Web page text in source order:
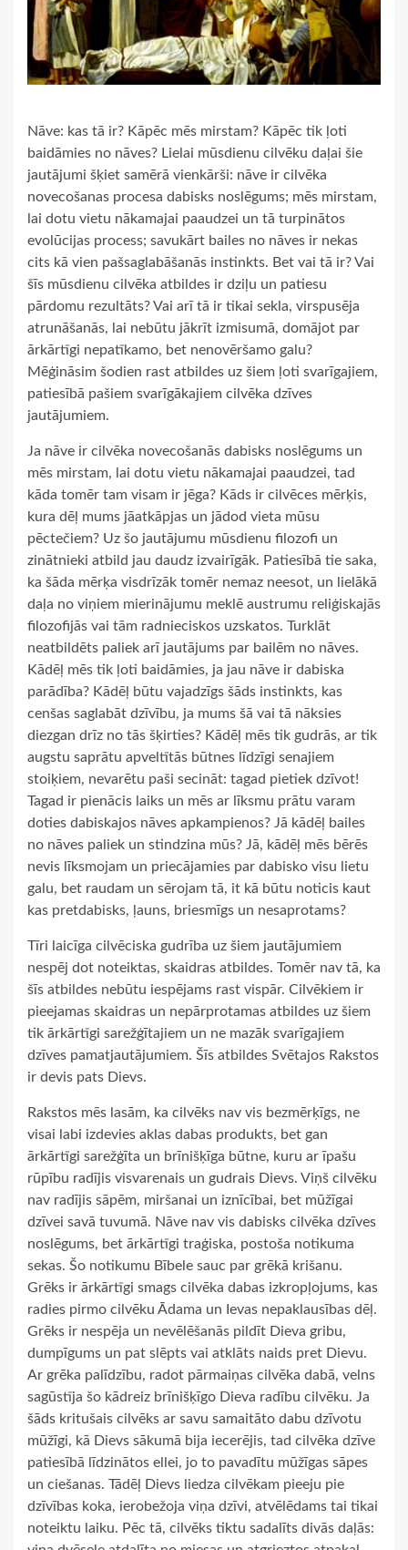
Nāve: kas tā ir? Kāpēc mēs mirstam? Kāpēc tik ļoti
baidāmies no nāves? Lielai mūsdienu cilvēku daļai šie
jautājumi šķiet samērā vienkārši: nāve ir cilvēka
novecošanas procesa dabisks noslēgums; mēs mirstam,
lai dotu vietu nākamajai paaudzei un tā turpinātos
evolūcijas process; savukārt bailes no nāves ir nekas
cits kā vien pašsaglabāšanās instinkts. Bet vai tā ir? Vai
šīs mūsdienu cilvēka atbildes ir dziļu un patiesu
pārdomu rezultāts? Vai arī tā ir tikai sekla, virspusēja
atrunāšanās, lai nebūtu jākrīt izmisumā, domājot par
ārkārtīgi nepatīkamo, bet nenovēršamo galu?
Mēģināsim šodien rast atbildes uz šiem ļoti svarīgajiem,
patiesībā pašiem svarīgākajiem cilvēka dzīves
jautājumiem.
Ja nāve ir cilvēka novecošanās dabisks noslēgums un
mēs mirstam, lai dotu vietu nākamajai paaudzei, tad
kāda tomēr tam visam ir jēga? Kāds ir cilvēces mērķis,
kura dēļ mums jāatkāpjas un jādod vieta mūsu
pēctečiem? Uz šo jautājumu mūsdienu filozofi un
zinātnieki atbild jau daudz izvairīgāk. Patiesībā tie saka,
ka šāda mērķa visdrīzāk tomēr nemaz neesot, un lielākā
daļa no viņiem mierinājumu meklē austrumu reliģiskajās
filozofijās vai tām radnieciskos uzskatos. Turklāt
neatbildēts paliek arī jautājums par bailēm no nāves.
Kādēļ mēs tik ļoti baidāmies, ja jau nāve ir dabiska
parādība? Kādēļ būtu vajadzīgs šāds instinkts, kas
cenšas saglabāt dzīvību, ja mums šā vai tā nāksies
diezgan drīz no tās šķirties? Kādēļ mēs tik gudrās, ar tik
augstu saprātu apveltītās būtnes līdzīgi senajiem
stoiķiem, nevarētu paši secināt: tagad pietiek dzīvot!
Tagad ir pienācis laiks un mēs ar līksmu prātu varam
doties dabiskajos nāves apkampienos? Jā kādēļ bailes
no nāves paliek un stindzina mūs? Jā, kādēļ mēs bērēs
nevis līksmojam un priecājamies par dabisko visu lietu
galu, bet raudam un sērojam tā, it kā būtu noticis kaut
kas pretdabisks, ļauns, briesmīgs un nesaprotams?
Tīri laicīga cilvēciska gudrība uz šiem jautājumiem
nespēj dot noteiktas, skaidras atbildes. Tomēr nav tā, ka
šīs atbildes nebūtu iespējams rast vispār. Cilvēkiem ir
pieejamas skaidras un nepārprotamas atbildes uz šiem
tik ārkārtīgi sarežģītajiem un ne mazāk svarīgajiem
dzīves pamatjautājumiem. Šīs atbildes Svētajos Rakstos
ir devis pats Dievs.
Rakstos mēs lasām, ka cilvēks nav vis bezmērķīgs, ne
visai labi izdevies aklas dabas produkts, bet gan
ārkārtīgi sarežģīta un brīnišķīga būtne, kuru ar īpašu
rūpību radījis visvarenais un gudrais Dievs. Viņš cilvēku
nav radījis sāpēm, miršanai un iznīcībai, bet mūžīgai
dzīvei savā tuvumā. Nāve nav vis dabisks cilvēka dzīves
noslēgums, bet ārkārtīgi traģiska, postoša notikuma
sekas. Šo notikumu Bībele sauc par grēkā krišanu.
Grēks ir ārkārtīgi smags cilvēka dabas izkropļojums, kas
radies pirmo cilvēku Ādama un Ievas nepaklausības dēļ.
Grēks ir nespēja un nevēlēšanās pildīt Dieva gribu,
dumpīgums un pat slēpts vai atklāts naids pret Dievu.
Ar grēka palīdzību, radot pārmaiņas cilvēka dabā, velns
sagūstīja šo kādreiz brīnišķīgo Dieva radību cilvēku. Ja
šāds kritušais cilvēks ar savu samaitāto dabu dzīvotu
mūžīgi, kā Dievs sākumā bija iecerējis, tad cilvēka dzīve
patiesībā līdzinātos ellei, jo to pavadītu mūžīgas sāpes
un ciešanas. Tādēļ Dievs liedza cilvēkam pieeju pie
dzīvības koka, ierobežoja viņa dzīvi, atvēlēdams tai tikai
noteiktu laiku. Pēc tā, cilvēks tiktu sadalīts divās daļās: